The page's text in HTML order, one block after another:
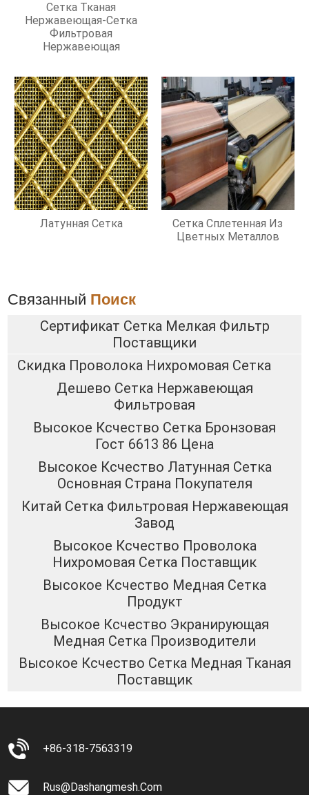
Сетка Тканая
Нержавеющая-Сетка
Фильтровая
Нержавеющая
Латунная Сетка
Сетка Сплетенная Из
Цветных Металлов
Связанный Поиск
Сертификат Сетка Мелкая Фильтр
Поставщики
Скидка Проволока Нихромовая Сетка
Дешево Сетка Нержавеющая
Фильтровая
Высокое Ксчество Сетка Бронзовая
Гост 6613 86 Цена
Высокое Ксчество Латунная Сетка
Основная Страна Покупателя
Китай Сетка Фильтровая Нержавеющая
Завод
Высокое Ксчество Проволока
Нихромовая Сетка Поставщик
Высокое Ксчество Медная Сетка
Продукт
Высокое Ксчество Экранирующая
Медная Сетка Производители
Высокое Ксчество Сетка Медная Тканая
Поставщик
+86-318-7563319
Rus@dashangmesh.com